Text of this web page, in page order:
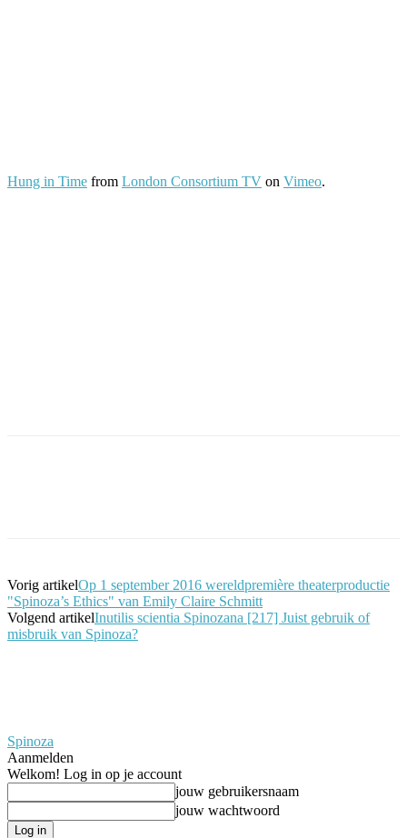
Hung in Time from London Consortium TV on Vimeo.
Vorig artikelOp 1 september 2016 wereldpremière theaterproductie
"Spinoza’s Ethics" van Emily Claire Schmitt
Volgend artikelInutilis scientia Spinozana [217] Juist gebruik of
misbruik van Spinoza?
Spinoza
Aanmelden
Welkom! Log in op je account
jouw gebruikersnaam
jouw wachtwoord